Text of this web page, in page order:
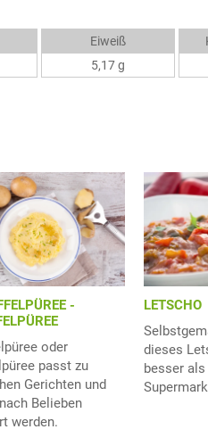
Eiweiß
5,17 g
-
oder
passt zu
Gerichten und
Belieben
werden.
LETSCHO
dieses
besser